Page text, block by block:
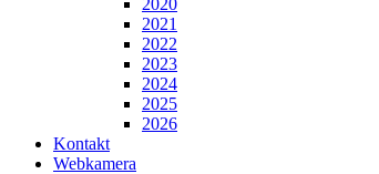
2020
2021
2022
2023
2024
2025
2026
Kontakt
Webkamera